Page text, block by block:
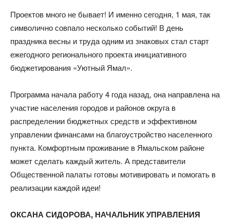
Проектов много не бывает! И именно сегодня, 1 мая, так
символично совпало несколько событий! В день
праздника весны и труда одним из знаковых стал старт
ежегодного регионального проекта инициативного
бюджетирования «Уютный Ямал».
Программа начала работу 4 года назад, она направлена на
участие населения городов и районов округа в
распределении бюджетных средств и эффективном
управлении финансами на благоустройство населенного
пункта. Комфортным проживание в Ямальском районе
может сделать каждый житель. А представители
Общественной палаты готовы мотивировать и помогать в
реализации каждой идеи!
ОКСАНА СИДОРОВА, НАЧАЛЬНИК УПРАВЛЕНИЯ